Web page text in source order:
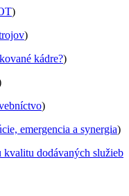
)
)
kádre?)
)
emergencia a synergia)
kvalitu dodávaných služieb